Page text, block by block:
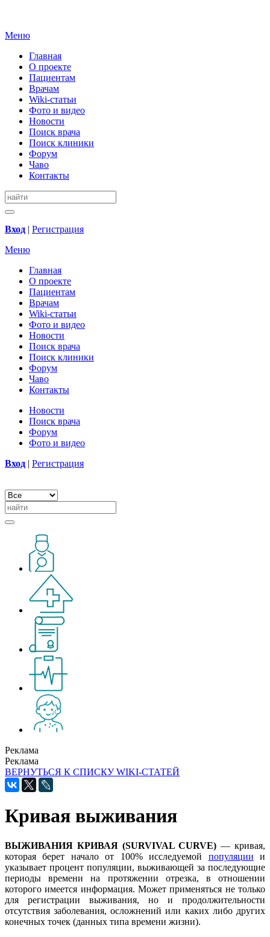
Меню
Главная
О проекте
Пациентам
Врачам
Wiki-статьи
Фото и видео
Новости
Поиск врача
Поиск клиники
Форум
Чаво
Контакты
Вход | Регистрация
Меню
Главная
О проекте
Пациентам
Врачам
Wiki-статьи
Фото и видео
Новости
Поиск врача
Поиск клиники
Форум
Чаво
Контакты
Новости
Поиск врача
Форум
Фото и видео
Вход | Регистрация
Реклама
Реклама
ВЕРНУТЬСЯ К СПИСКУ WIKI-СТАТЕЙ
Кривая выживания
ВЫЖИВАНИЯ КРИВАЯ (SURVIVAL CURVE) — кривая,
которая берет начало от 100% исследуемой популяции и
указывает процент популяции, выживающей за последующие
периоды времени на протяжении отрезка, в отношении
которого имеется информация. Может применяться не только
для регистрации выживания, но и продолжительности
отсутствия заболевания, осложнений или каких либо других
конечных точек (данных типа времени жизни).